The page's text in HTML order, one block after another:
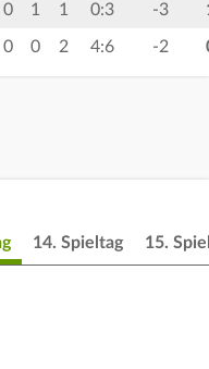
0 1 1 0:3 -3
0 0 2 4:6 -2
14. Spieltag 15.